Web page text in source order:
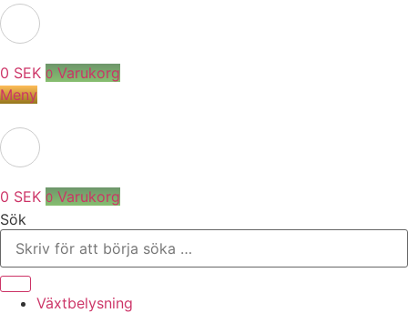
0 SEK 0 Varukorg
Meny
0 SEK 0 Varukorg
Sök
Växtbelysning